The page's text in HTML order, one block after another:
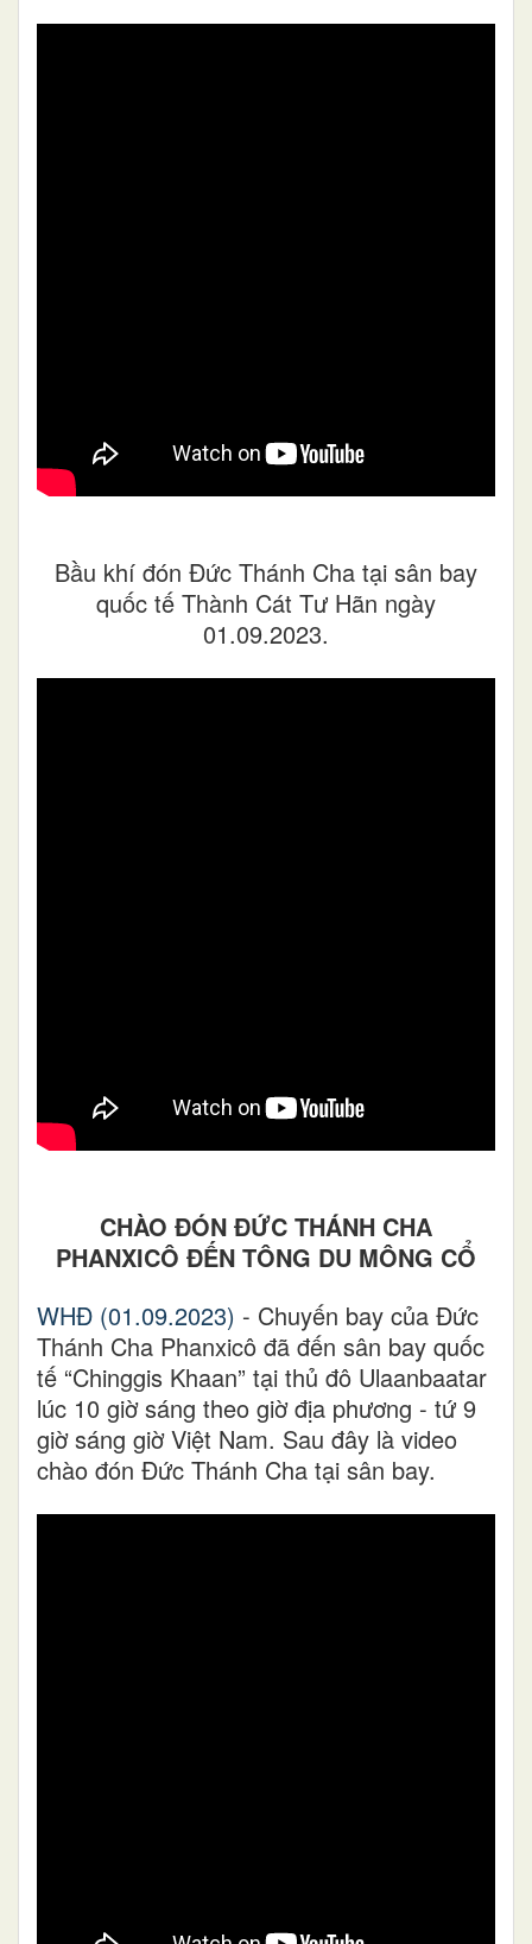
Bầu khí đón Đức Thánh Cha tại sân bay
quốc tế Thành Cát Tư Hãn ngày
01.09.2023.
CHÀO ĐÓN ĐỨC THÁNH CHA
PHANXICÔ ĐẾN TÔNG DU MÔNG CỔ
WHĐ (01.09.2023) - Chuyến bay của Đức
Thánh Cha Phanxicô đã đến sân bay quốc
tế “Chinggis Khaan” tại thủ đô Ulaanbaatar
lúc 10 giờ sáng theo giờ địa phương - tứ 9
giờ sáng giờ Việt Nam. Sau đây là video
chào đón Đức Thánh Cha tại sân bay.